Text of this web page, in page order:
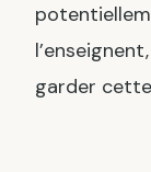
garder